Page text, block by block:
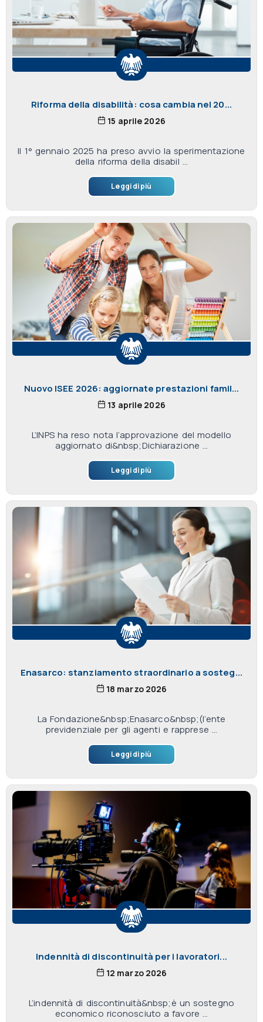
Riforma della disabilità: cosa cambia nel 20...
15 aprile 2026
Il 1° gennaio 2025 ha preso avvio la sperimentazione
della riforma della disabil ...
Leggi di più
Nuovo ISEE 2026: aggiornate prestazioni famil...
13 aprile 2026
L’INPS ha reso nota l’approvazione del modello
aggiornato di&nbsp;Dichiarazione ...
Leggi di più
Enasarco: stanziamento straordinario a sosteg...
18 marzo 2026
La Fondazione&nbsp;Enasarco&nbsp;(l’ente
previdenziale per gli agenti e rapprese ...
Leggi di più
Indennità di discontinuità per i lavoratori...
12 marzo 2026
L’indennità di discontinuità&nbsp;è un sostegno
economico riconosciuto a favore ...